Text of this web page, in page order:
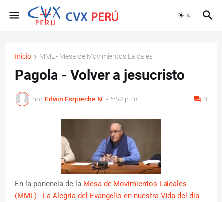
Inicio MML - Mesa de Movimientos Laicales
Pagola - Volver a jesucristo
por Edwin Esqueche N. - 6:52 p. m. 0
En la ponencia de la Mesa de Movimientos Laicales
(MML) - La Alegria del Evangelio en nuestra Vida del día